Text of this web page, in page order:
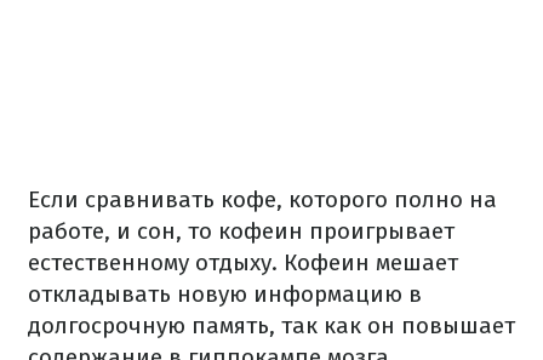
Если сравнивать кофе, которого полно на
работе, и сон, то кофеин проигрывает
естественному отдыху. Кофеин мешает
откладывать новую информацию в
долгосрочную память, так как он повышает